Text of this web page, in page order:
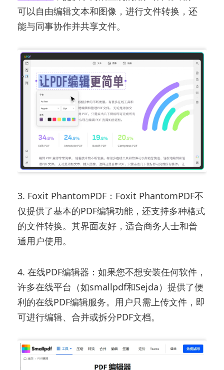
可以自由编辑文本和图像，进行文件转换，还
能与同事协作并共享文件。
3. Foxit PhantomPDF：Foxit PhantomPDF不
仅提供了基本的PDF编辑功能，还支持多种格式
的文件转换。其界面友好，适合商务人士和普
通用户使用。
4. 在线PDF编辑器：如果您不想安装任何软件，
许多在线平台（如smallpdf和Sejda）提供了便
利的在线PDF编辑服务。用户只需上传文件，即
可进行编辑、合并或拆分PDF文档。